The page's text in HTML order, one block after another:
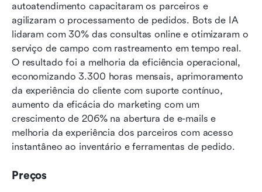
autoatendimento capacitaram os parceiros e
agilizaram o processamento de pedidos. Bots de IA
lidaram com 30% das consultas online e otimizaram o
serviço de campo com rastreamento em tempo real.
O resultado foi a melhoria da eficiência operacional,
economizando 3.300 horas mensais, aprimoramento
da experiência do cliente com suporte contínuo,
aumento da eficácia do marketing com um
crescimento de 206% na abertura de e-mails e
melhoria da experiência dos parceiros com acesso
instantâneo ao inventário e ferramentas de pedido.
Preços